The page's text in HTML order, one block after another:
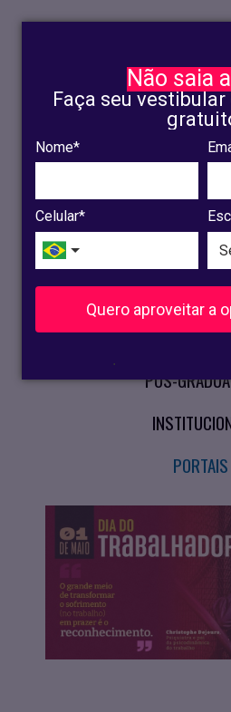
Não saia
Faça seu vestibular
Nome*
Celular*
Quero aproveitar a
.
OLINDA
RECIFE
CURSOS
PÓS-
PORTAIS